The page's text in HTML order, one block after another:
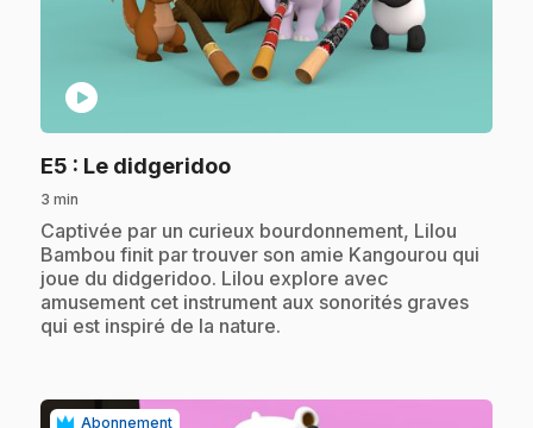
play_circle
E5 : Le didgeridoo.
3 min
.Captivée par un curieux bourdonnement, Lilou
Bambou finit par trouver son amie Kangourou qui
joue du didgeridoo. Lilou explore avec
amusement cet instrument aux sonorités graves
qui est inspiré de la nature.
Abonnement